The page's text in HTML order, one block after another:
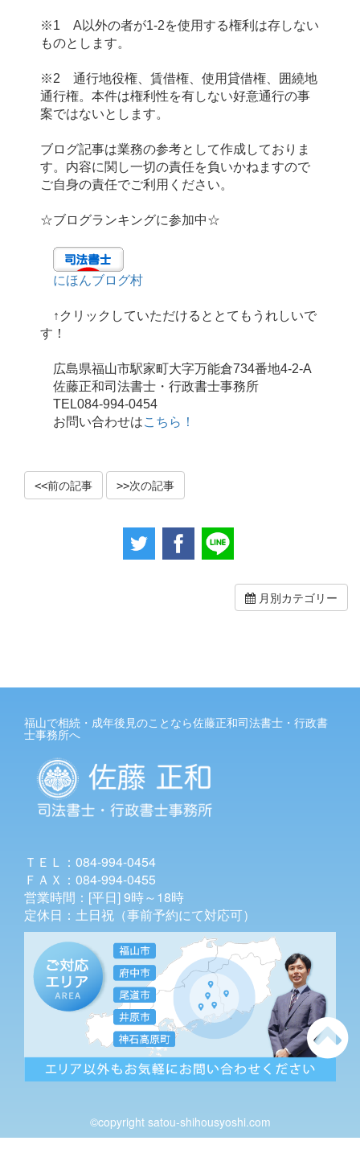
※1 A以外の者が1-2を使用する権利は存しない
ものとします。
※2 通行地役権、賃借権、使用貸借権、囲繞地
通行権。 本件は権利性を有しない好意通行の事
案ではないとします。
ブログ記事は業務の参考として作成しておりま
す。内容に関し一切の責任を負いかねますので
ご自身の責任でご利用ください。
☆ブログランキングに参加中☆
にほんブログ村
↑クリックしていただけるととてもうれしいで
す！
広島県福山市駅家町大字万能倉734番地4-2-A
佐藤正和司法書士・行政書士事務所
TEL084-994-0454
お問い合わせはこちら！
前の記事 次の記事
月別カテゴリー
福山で相続・成年後見のことなら佐藤正和司法書士・行政書
士事務所へ
ＴＥＬ：084-994-0454
ＦＡＸ：084-994-0455
営業時間：[平日] 9時～18時
定休日：土日祝（事前予約にて対応可）
©copyright satou-shihousyoshi.com